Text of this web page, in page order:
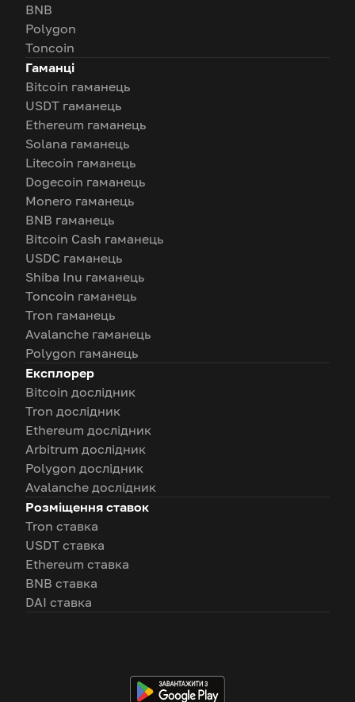
BNB
Polygon
Toncoin
Гаманці
Bitcoin гаманець
USDT гаманець
Ethereum гаманець
Solana гаманець
Litecoin гаманець
Dogecoin гаманець
Monero гаманець
BNB гаманець
Bitcoin Cash гаманець
USDC гаманець
Shiba Inu гаманець
Toncoin гаманець
Tron гаманець
Avalanche гаманець
Polygon гаманець
Експлорер
Bitcoin дослідник
Tron дослідник
Ethereum дослідник
Arbitrum дослідник
Polygon дослідник
Avalanche дослідник
Розміщення ставок
Tron ставка
USDT ставка
Ethereum ставка
BNB ставка
DAI ставка